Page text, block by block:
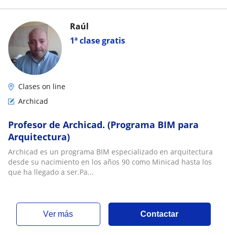
1ª clase gratis
Raúl
Clases on line
Archicad
Profesor de Archicad. (Programa BIM para
Arquitectura)
Archicad es un programa BIM especializado en arquitectura
desde su nacimiento en los años 90 como Minicad hasta los
que ha llegado a ser.Pa...
ver más Contactar